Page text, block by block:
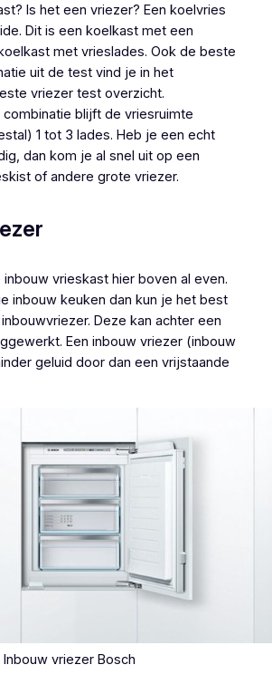
Is het een vriezer? Een koelvries
Dit is een koelkast met een
met vrieslades. Ook de beste
uit de test vind je in het
vriezer test overzicht.
blijft de vriesruimte
1 tot 3 lades. Heb je een echt
dan kom je al snel uit op een
of andere grote vriezer.
vrieskast hier boven al even.
inbouw keuken dan kun je het best
Deze kan achter een
Een inbouw vriezer (inbouw
geluid door dan een vrijstaande
Inbouw vriezer Bosch